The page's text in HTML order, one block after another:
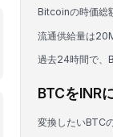
Bitcoinの時価総
流通供給量は
過去24時間で、
BTCをINR
変換したいBTC